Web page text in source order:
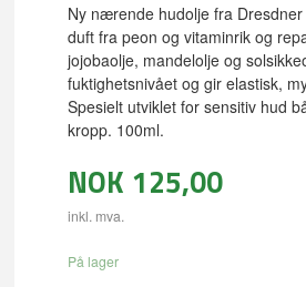
Ny nærende hudolje fra
duft fra peon og vitaminrik og
jojobaolje, mandelolje og
fuktighetsnivået og gir elastisk,
Spesielt utviklet for sensitiv hud
kropp. 100ml.
NOK 125,00
inkl. mva.
På lager